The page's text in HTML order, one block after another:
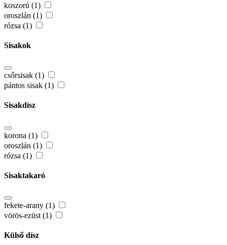
koszorú (1)
oroszlán (1)
rózsa (1)
Sisakok
csőrsisak (1)
pántos sisak (1)
Sisakdísz
korona (1)
oroszlán (1)
rózsa (1)
Sisaktakaró
fekete-arany (1)
vörös-ezüst (1)
Külső dísz